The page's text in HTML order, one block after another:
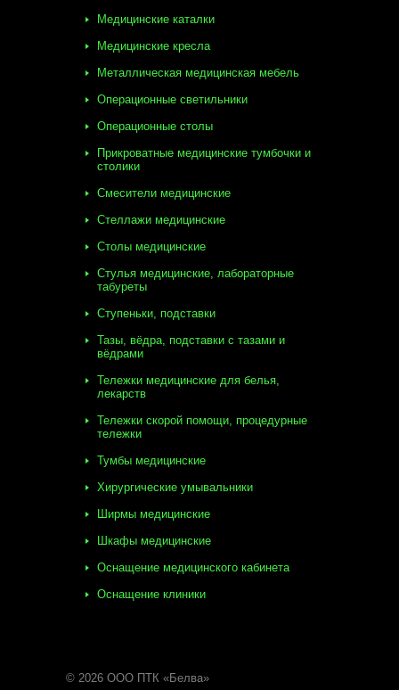
Медицинские каталки
Медицинские кресла
Металлическая медицинская мебель
Операционные светильники
Операционные столы
Прикроватные медицинские тумбочки и
столики
Смесители медицинские
Стеллажи медицинские
Столы медицинские
Стулья медицинские, лабораторные
табуреты
Ступеньки, подставки
Тазы, вёдра, подставки с тазами и
вёдрами
Тележки медицинские для белья,
лекарств
Тележки скорой помощи, процедурные
тележки
Тумбы медицинские
Хирургические умывальники
Ширмы медицинские
Шкафы медицинские
Оснащение медицинского кабинета
Оснащение клиники
© 2026 ООО ПТК «Белва»